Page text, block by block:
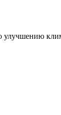
улучшению